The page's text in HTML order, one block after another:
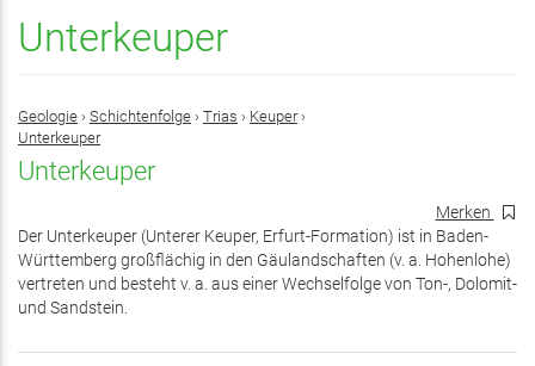
Unterkeuper
Geologie › Schichtenfolge › Trias › Keuper›
Unterkeuper
Unterkeuper
Merken
Der Unterkeuper (Unterer Keuper, Erfurt-Formation) ist in Baden-
Württemberg großflächig in den Gäulandschaften (v. a. Hohenlohe)
vertreten und besteht v. a. aus einer Wechselfolge von Ton-, Dolomit-
und Sandstein.